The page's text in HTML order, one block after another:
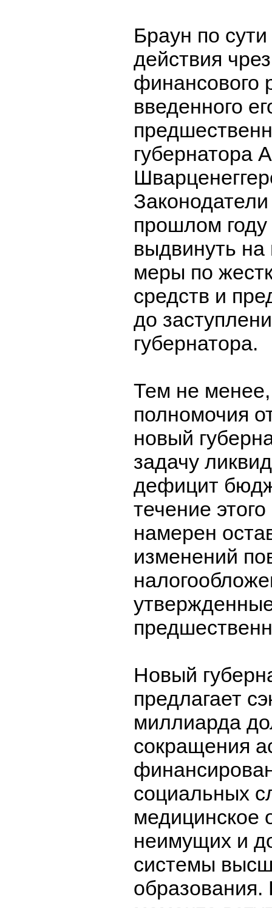
Браун по
действия
финансового
введенного
губернатора
прошлом году
выдвинуть на
меры по
средств и
до
губернатора.
Тем не
полномочия
новый
задачу
дефицит
течение
намерен
изменений
Новый
предлагает
миллиарда
сокращения
социальных
медицинское
неимущих и
системы
образования.